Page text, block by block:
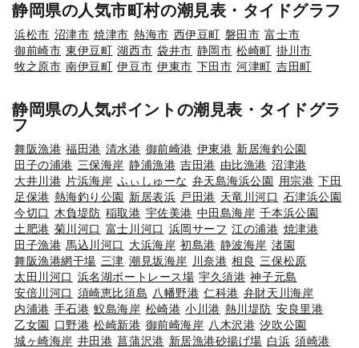
静岡県の人気市町村の潮見表・タイドグラフ
浜松市 沼津市 焼津市 熱海市 西伊豆町 磐田市 富士市
御前崎市 東伊豆町 湖西市 袋井市 静岡市 松崎町 掛川市
牧之原市 南伊豆町 伊豆市 伊東市 下田市 河津町 吉田町
静岡県の人気ポイントの潮見表・タイドグラ
フ
舞阪漁港 福田港 清水港 御前崎港 伊東港 新居海釣公園
田子の浦港 三保海岸 静浦漁港 吉田港 由比漁港 沼津港
大井川港 片浜海岸 ふぃしゅーな 弁天島海浜公園 用宗港 下田
足保港 熱海釣り公園 新居表浜 戸田港 天竜川河口 石津浜公園
今切口
木負堤防 稲取港 宇佐美港 中田島海岸 千本浜公園
土肥港 菊川河口 富士川河口 浜岡サーフ 江の浦港 焼津港
田子漁港 馬込川河口 大浜海岸 初島港 静波海岸 渚園
舞阪漁港網干場 三津 潮見坂海岸 川奈港 相良 三保松原
太田川河口 浜名湖ボートレース場 宇久須港 神子元島
安倍川河口 須崎恵比須島 八幡野港 仁科港 弁財天川海岸
内浦港 手石港 鮫島海岸 松崎港 小川港 熱川堤防 安良里港
乙女園 口野港 松崎新港 御前崎海岸 八木沢港 汐吹公園
城ヶ崎海岸 井田港 菖蒲沢港 新居漁港砂揚げ場 白浜 須崎港